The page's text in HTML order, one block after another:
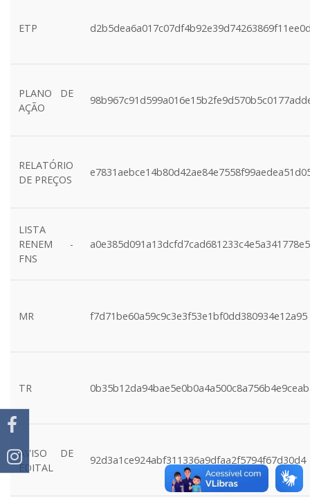
ETP
PLANO DE
AÇÃO
RELATÓRIO
DE PREÇOS
LISTA
RENEM -
FNS
a0e385d091a13dcfd7cad681233c4e5a341778e5
MR f7d71be60a59c9c3e3f53e1bf0dd380934e12a95
TR
AVISO DE
EDITAL
92d3a1ce924abf311336a9dfaa2f5794f67d30d4